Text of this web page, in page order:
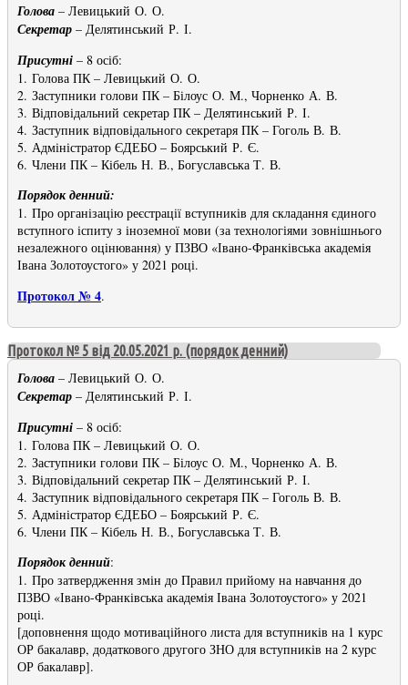
Голова – Левицький О. О.
Секретар – Делятинський Р. І.
Присутні – 8 осіб:
1. Голова ПК – Левицький О. О.
2. Заступники голови ПК – Білоус О. М., Чорненко А. В.
3. Відповідальний секретар ПК – Делятинський Р. І.
4. Заступник відповідального секретаря ПК – Гоголь В. В.
5. Адміністратор ЄДЕБО – Боярський Р. Є.
6. Члени ПК – Кібель Н. В., Богуславська Т. В.
Порядок денний:
1. Про організацію реєстрації вступників для складання єдиного
вступного іспиту з іноземної мови (за технологіями зовнішнього
незалежного оцінювання) у ПЗВО «Івано-Франківська академія
Івана Золотоустого» у 2021 році.
Протокол № 4.
Протокол № 5 від 20.05.2021 р. (порядок денний)
Голова – Левицький О. О.
Секретар – Делятинський Р. І.
Присутні – 8 осіб:
1. Голова ПК – Левицький О. О.
2. Заступники голови ПК – Білоус О. М., Чорненко А. В.
3. Відповідальний секретар ПК – Делятинський Р. І.
4. Заступник відповідального секретаря ПК – Гоголь В. В.
5. Адміністратор ЄДЕБО – Боярський Р. Є.
6. Члени ПК – Кібель Н. В., Богуславська Т. В.
Порядок денний:
1. Про затвердження змін до Правил прийому на навчання до
ПЗВО «Івано-Франківська академія Івана Золотоустого» у 2021
році.
[доповнення щодо мотиваційного листа для вступників на 1 курс
ОР бакалавр, додаткового другого ЗНО для вступників на 2 курс
ОР бакалавр].